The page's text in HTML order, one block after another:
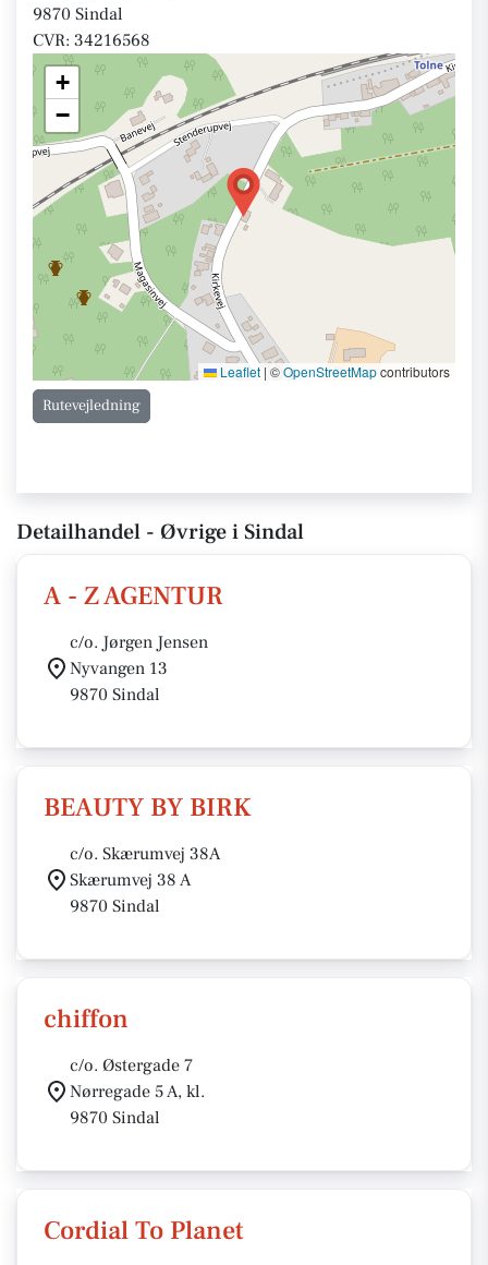
9870 Sindal
CVR: 34216568
+
−
Leaflet | ©OpenStreetMapcontributors
Rutevejledning
Detailhandel - Øvrige i Sindal
A - Z AGENTUR
c/o. Jørgen Jensen
Nyvangen 13
9870 Sindal
BEAUTY BY BIRK
c/o. Skærumvej 38A
Skærumvej 38 A
9870 Sindal
chiffon
c/o. Østergade 7
Nørregade 5 A, kl.
9870 Sindal
Cordial To Planet